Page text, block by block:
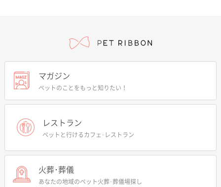
マガジン
ペットのことをもっと知りたい！
レストラン
ペットと行けるカフェ･レストラン
火葬･葬儀
あなたの地域のペット火葬･葬儀場探し